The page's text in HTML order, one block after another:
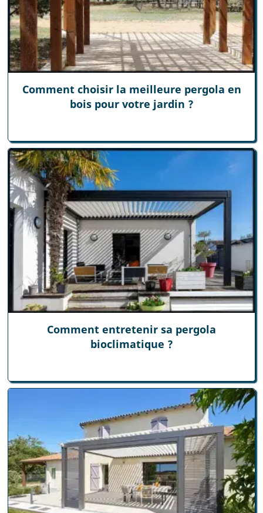
Comment choisir la meilleure pergola en
bois pour votre jardin ?
Comment entretenir sa pergola
bioclimatique ?